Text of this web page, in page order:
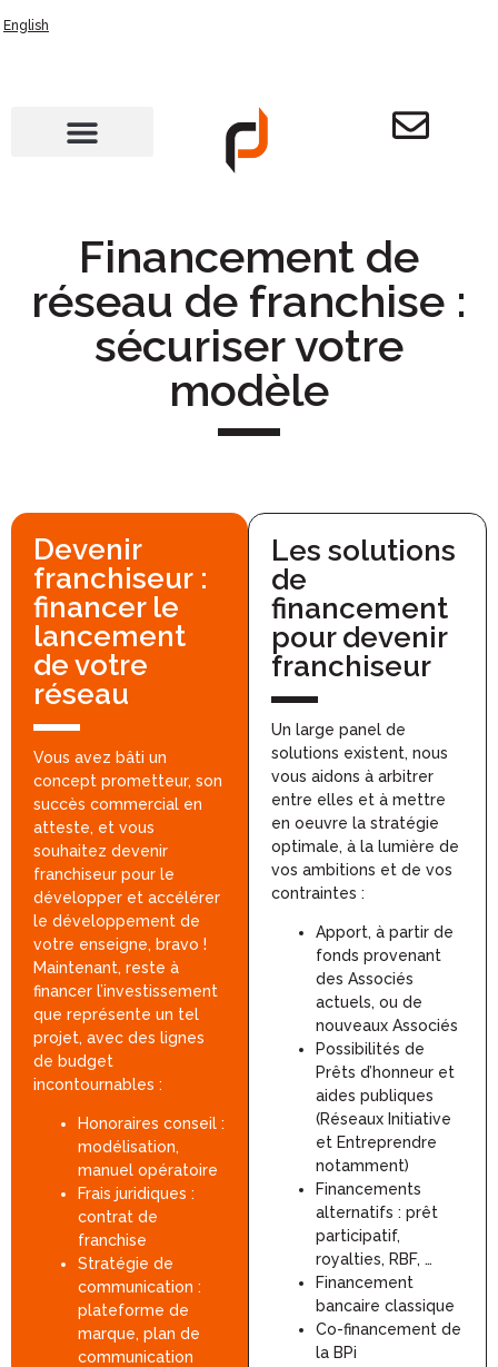
English
Financement de
réseau de franchise :
sécuriser votre
modèle
Devenir
franchiseur :
financer le
lancement
de votre
réseau
Vous avez bâti un
concept prometteur, son
succès commercial en
atteste, et vous
souhaitez devenir
franchiseur pour le
développer et accélérer
le développement de
votre enseigne, bravo !
Maintenant, reste à
financer l’investissement
que représente un tel
projet, avec des lignes
de budget
incontournables :
Honoraires conseil :
modélisation,
manuel opératoire
Frais juridiques :
contrat de
franchise
Stratégie de
communication :
plateforme de
marque, plan de
communication
Les solutions
de
financement
pour devenir
franchiseur
Un large panel de
solutions existent, nous
vous aidons à arbitrer
entre elles et à mettre
en oeuvre la stratégie
optimale, à la lumière de
vos ambitions et de vos
contraintes :
Apport, à partir de
fonds provenant
des Associés
actuels, ou de
nouveaux Associés
Possibilités de
Prêts d’honneur et
aides publiques
(Réseaux Initiative
et Entreprendre
notamment)
Financements
alternatifs : prêt
participatif,
royalties, RBF, …
Financement
bancaire classique
Co-financement de
la BPi